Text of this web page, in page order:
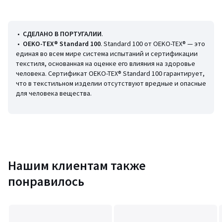
• Однотонная отделка
Уход
Следуйте нашим рекомендациям по уходу, чтобы сохранить
качество вашего постельного белья
• Машинная стирка при 40 °С
• Машинная сушка на умеренном режиме
• СДЕЛАНО В ПОРТУГАЛИИ.
• OEKO-TEX® Standard 100. Standard 100 от OEKO-TEX® — это
единая во всем мире система испытаний и сертификации
текстиля, основанная на оценке его влияния на здоровье
человека. Сертификат OEKO-TEX® Standard 100 гарантирует,
что в текстильном изделии отсутствуют вредные и опасные
для человека вещества.
Нашим клиентам также
понравилось